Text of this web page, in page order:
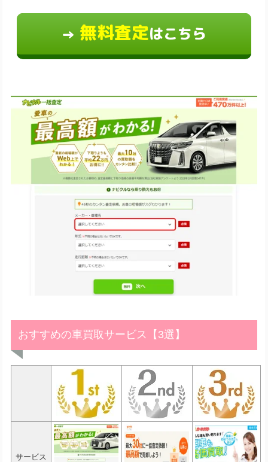
→ 無料査定はこちら
おすすめの車買取サービス【3選】
サービス